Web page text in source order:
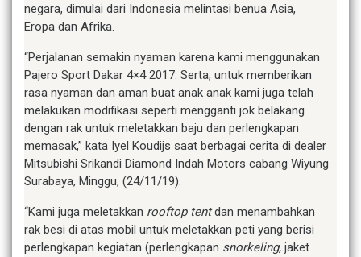
negara, dimulai dari Indonesia melintasi benua Asia,
Eropa dan Afrika.
“Perjalanan semakin nyaman karena kami menggunakan
Pajero Sport Dakar 4×4 2017. Serta, untuk memberikan
rasa nyaman dan aman buat anak anak kami juga telah
melakukan modifikasi seperti mengganti jok belakang
dengan rak untuk meletakkan baju dan perlengkapan
memasak,” kata Iyel Koudijs saat berbagai cerita di dealer
Mitsubishi Srikandi Diamond Indah Motors cabang Wiyung
Surabaya, Minggu, (24/11/19).
“Kami juga meletakkan rooftop tentdan menambahkan
rak besi di atas mobil untuk meletakkan peti yang berisi
perlengkapan kegiatan (perlengkapan snorkeling, jaket